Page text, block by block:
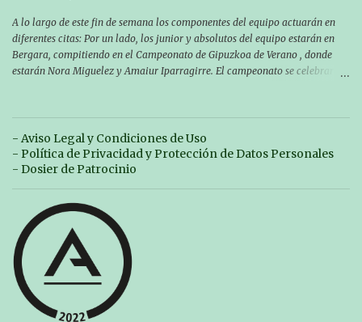
A lo largo de este fin de semana los componentes del equipo actuarán en
diferentes citas: Por un lado, los junior y absolutos del equipo estarán en
Bergara, compitiendo en el Campeonato de Gipuzkoa de Verano , donde
estarán Nora Miguelez y Amaiur Iparragirre. El campeonato se celebrará
sábado por la tarde a las 16:30. Por otro lado, otro grupo pequeño actuará
en el polideportivo Antzizar de Beasain en el XXIIIº memorial Leire
Contreras , en una mañana popular festiva organizada por el club Igartza.
Las pruebas empezarán a las 10:30, a las 11:30 habrá pruebas populares
participantes. Toda la información sobre convocatorias y competiciones la
encontraréis en nuestra web, en el siguiente enlace:
https://www.es.buruntzaldeaikt.eus/competici%C3%B3n/egutegia#h.9xisch
p06awl ¡Mucha suert...
- Aviso Legal y Condiciones de Uso
- Política de Privacidad y Protección de Datos Personales
- Dosier de Patrocinio